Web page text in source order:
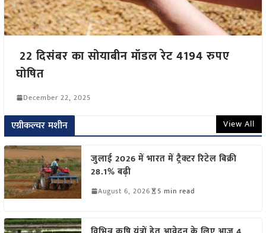
22 दिसंबर का सोयाबीन मॉडल रेट 4194 रुपए
घोषित
December 22, 2025
एग्रीकल्चर मशीन View All
जुलाई 2026 में भारत में ट्रैक्टर रिटेल बिक्री
28.1% बढ़ी
August 6, 2026 5 min read